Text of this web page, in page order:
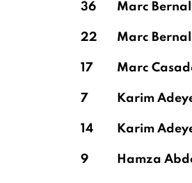
36 Marc Bernal
22 Marc Bernal
17 Marc
7 Karim
14 Karim
9 Hamza